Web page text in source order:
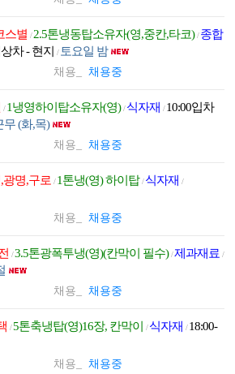
스별/ 2.5톤냉동탑소유자(영,중칸,타코)/ 종합
상차 - 현지/ 토요일 밤
채용_ 채용중
/ 1냉영하이탑소유자(영)/ 식자재/ 10:00입차
무 (화,목)
채용_ 채용중
광명,구로/ 1톤냉(영) 하이탑/ 식자재/
채용_ 채용중
/3.5톤광폭투냉(영)(칸막이 필수)/제과재료/
채용_ 채용중
/5톤축냉탑(영)16장, 칸막이/ 식자재/ 18:00-
채용_ 채용중